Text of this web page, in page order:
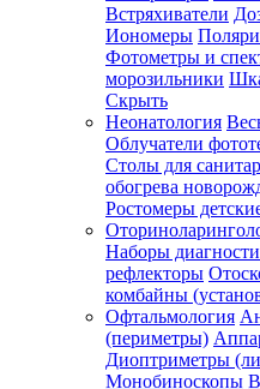
одном
месте
Личный
менеджер
Отслеживание
статуса
заказа
Встряхиватели
Иономеры
Фотометры и
морозильники
Скрыть
Неонатология
Облучатели
Столы для
обогрева
Ростомеры
Наборы
рефлекторы
комбайны
Офтальмология
(периметры)
Диоптриметры
Монобиноскопы